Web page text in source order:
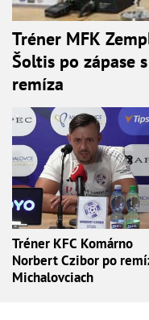
Tréner MFK
Šoltis po zápase
remíza
Tréner KFC Komárno
Norbert Czibor po
Michalovciach